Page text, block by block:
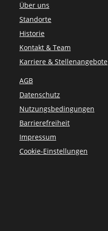
Über uns
Standorte
Historie
Kontakt & Team
Karriere & Stellenangebote
AGB
Datenschutz
Nutzungsbedingungen
Barrierefreiheit
Impressum
Cookie-Einstellungen